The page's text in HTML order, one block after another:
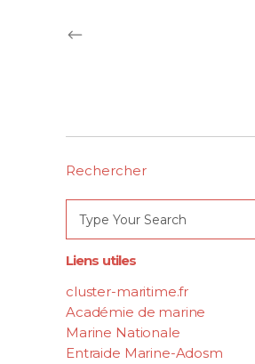
Rechercher
for:
Liens utiles
cluster-maritime.fr
Académie de marine
Marine Nationale
Entraide Marine-Adosm